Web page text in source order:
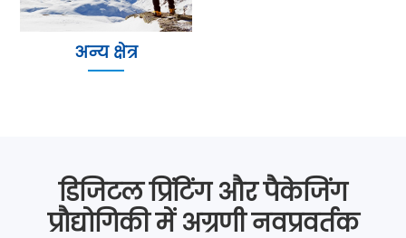
अन्य क्षेत्र
डिजिटल प्रिंटिंग और पैकेजिंग
प्रौद्योगिकी में अग्रणी नवप्रवर्तक